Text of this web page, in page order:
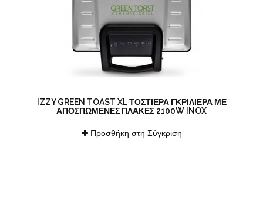
IZZY GREEN TOAST XL ΤΟΣΤΙΈΡΑ ΓΚΡΙΛΙΈΡΑ ΜΕ
ΑΠΟΣΠΏΜΕΝΕΣ ΠΛΆΚΕΣ 2100W INOX
Προσθήκη στη Σύγκριση